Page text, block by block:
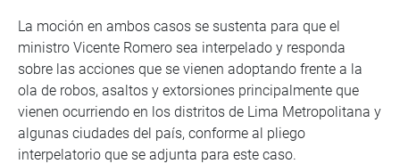
La moción en ambos casos se sustenta para que el
ministro Vicente Romero sea interpelado y responda
sobre las acciones que se vienen adoptando frente a la
ola de robos, asaltos y extorsiones principalmente que
vienen ocurriendo en los distritos de Lima Metropolitana y
algunas ciudades del país, conforme al pliego
interpelatorio que se adjunta para este caso.